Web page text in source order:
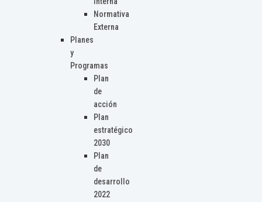
Normativa
Externa
Planes
y
Programas
Plan
de
acción
Plan
estratégico
2030
Plan
de
desarrollo
2022